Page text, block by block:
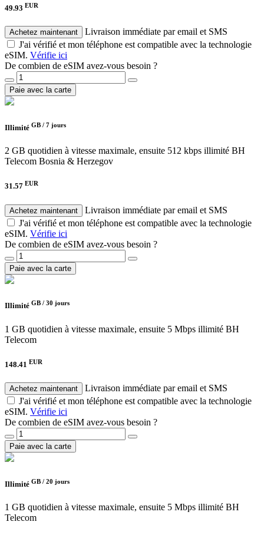
49.93 EUR
Achetez maintenant
Livraison immédiate par email et SMS
J'ai vérifié et mon téléphone est compatible avec la technologie
eSIM. Vérifie ici
De combien de eSIM avez-vous besoin ?
Paie avec la carte
Illimité GB / 7 jours
2 GB quotidien à vitesse maximale, ensuite 512 kbps illimité BH
Telecom Bosnia & Herzegov
31.57 EUR
Achetez maintenant
Livraison immédiate par email et SMS
J'ai vérifié et mon téléphone est compatible avec la technologie
eSIM. Vérifie ici
De combien de eSIM avez-vous besoin ?
Paie avec la carte
Illimité GB / 30 jours
1 GB quotidien à vitesse maximale, ensuite 5 Mbps illimité BH
Telecom
148.41 EUR
Achetez maintenant
Livraison immédiate par email et SMS
J'ai vérifié et mon téléphone est compatible avec la technologie
eSIM. Vérifie ici
De combien de eSIM avez-vous besoin ?
Paie avec la carte
Illimité GB / 20 jours
1 GB quotidien à vitesse maximale, ensuite 5 Mbps illimité BH
Telecom